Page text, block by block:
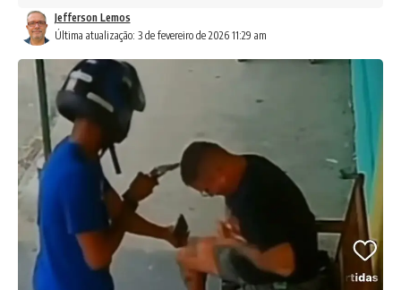
Última atualização: 3 de fevereiro de 2026 11:29 am
Jefferson Lemos